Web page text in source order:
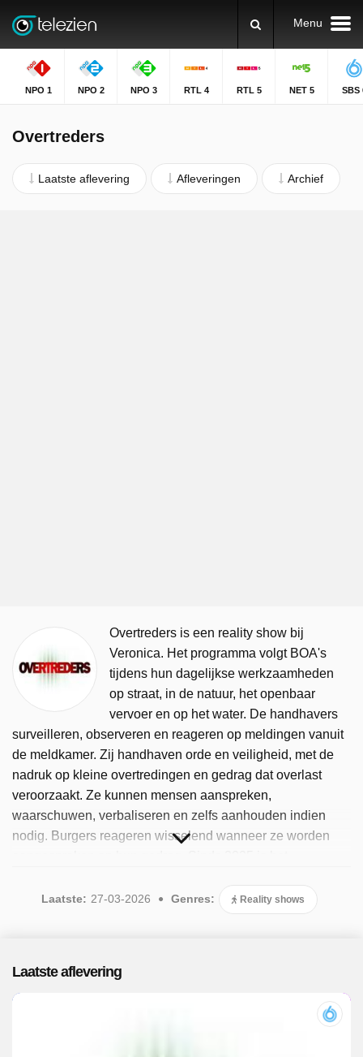
Menu
NPO 1 NPO 2 NPO 3 RTL 4 RTL 5 NET 5 SBS
Overtreders
Laatste aflevering Afleveringen Archief
Overtreders is een reality show bij
Veronica. Het programma volgt BOA's
tijdens hun dagelijkse werkzaamheden
op straat, in de natuur, het openbaar
vervoer en op het water. De handhavers
surveilleren, observeren en reageren op meldingen vanuit
de meldkamer. Zij handhaven orde en veiligheid, met de
nadruk op kleine overtredingen en gedrag dat overlast
veroorzaakt. Ze kunnen mensen aanspreken,
waarschuwen, verbaliseren en zelfs aanhouden indien
nodig. Burgers reageren wisselend wanneer ze worden
uitgezonden, de meest recente in maart 2026.
Laatste: 27-03-2026 Genres: Reality shows
Laatste aflevering